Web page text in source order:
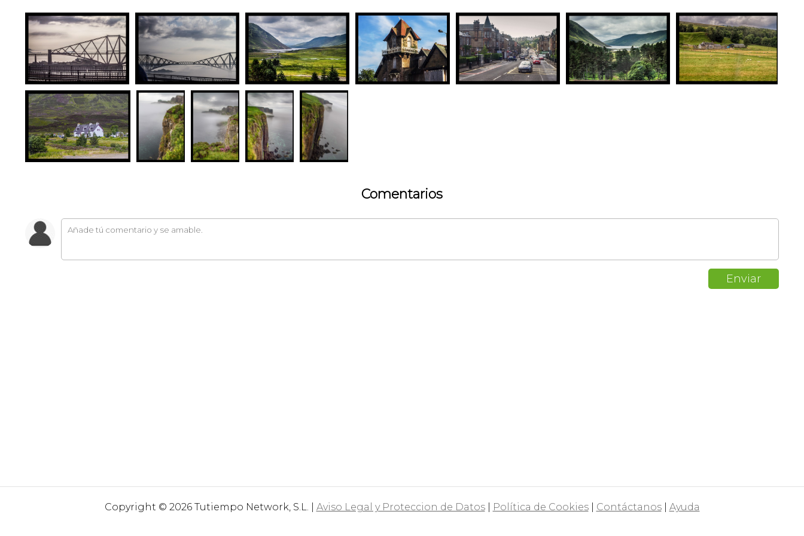
Comentarios
Copyright © 2026 Tutiempo Network, S.L. | Aviso Legal y Proteccion de Datos| Política de Cookies| Contáctanos| Ayuda